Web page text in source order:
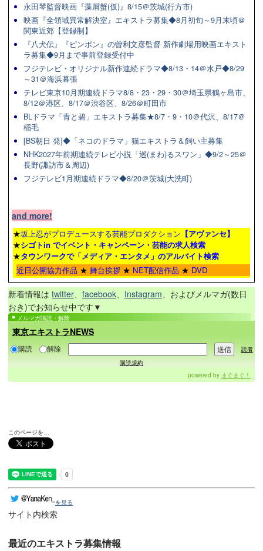
永田琴監督映画『藻屑蟹(仮)』8/15＠茨城(行方市)
映画『全領域異常解決室』エキストラ募集◆8月初旬～9月末頃＠
関東近郊【登録制】
『八犬伝』『ピンポン』の曽利文彦監督 新作劇場用映画エキスト
ラ募集◆9月まで事前登録受付中
フジテレビ・オリジナル新作連続ドラマ◆8/13・14＠水戸◆8/29
～31＠海浜幕張
テレビ東京10月期連続ドラマ8/8・23・29・30＠埼玉県鶴ヶ島市、
8/12＠港区、8/17＠渋谷区、8/26＠町田市
BLドラマ「青と碧」エキストラ募集★8/7・9・10＠代沢、8/17＠
稲毛
[BS朝日 発]◆「ネコのドラマ」猫エキストラ＆飼い主募集
NHK2027年前期連続テレビ小説「巡(まわ)るスワン」◆9/2～25＠
長野(諏訪市＆周辺)
フジテレビ1月期連続ドラマ◆8/20＠茨城(大洗町)
and more!
★坂上忍がプロデュースする芸能プロダクション 【アヴァンセ】
★シゴトin でイベント・キャンペーン・芸能の求人検索
★タウンワークで「メディア・エンタメ」のアルバイト検索
近日公開協力作品 ★ 舞台挨拶 ★ NET配信作品 ★ DVD
新着情報は twitter facebook Instagram 、およびメルマガ(数日
おき)でお知らせ中です▼
メルマガ購読・解除
東京エキストラNEWS
購読 解除
読者
購読規約
powered by まぐまぐ！
このページを…
を見る
サイト内検索
最近のエキストラ募集情報